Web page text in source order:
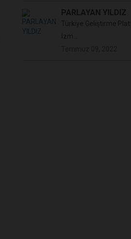
PARLAYAN YILDIZ
Türkiye Geliştirme
İzm...